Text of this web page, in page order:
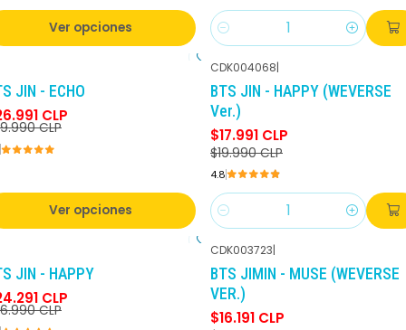
Ver opciones
Cantidad
JIN - ECHO
CLP
CLP
Ver opciones
-10% DCTO
CDK004068|
BTS JIN - HAPPY (WEVERSE
Ver.)
$17.991 CLP
$19.990 CLP
4.8
Cantidad
JIN - HAPPY
CLP
CLP
-10%DCTO
CDK003723|
BTS JIMIN - MUSE (WEVERSE
VER.)
$16.191 CLP